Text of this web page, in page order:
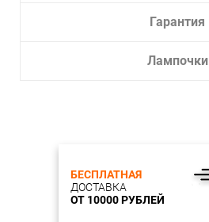
Гарантия
Лампочки
БЕСПЛАТНАЯ
ДОСТАВКА
ОТ 10000 РУБЛЕЙ